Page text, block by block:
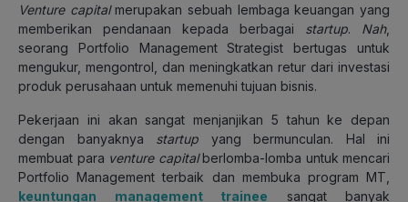
Venture capitalmerupakan sebuah lembaga keuangan yang
memberikan pendanaan kepada berbagai startup. Nah,
seorang Portfolio Management Strategist bertugas untuk
mengukur, mengontrol, dan meningkatkan retur dari investasi
produk perusahaan untuk memenuhi tujuan bisnis.
Pekerjaan ini akan sangat menjanjikan 5 tahun ke depan
dengan banyaknya startup yang bermunculan. Hal ini
membuat para venture capitalberlomba-lomba untuk mencari
Portfolio Management terbaik dan membuka program MT,
keuntungan management trainee sangat banyak